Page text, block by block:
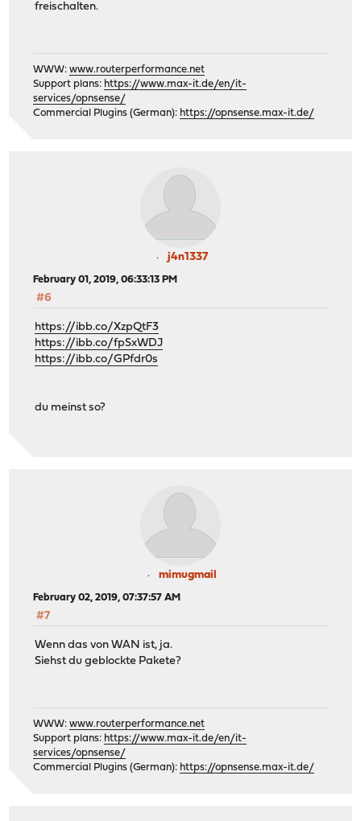
freischalten.
WWW:www.routerperformance.net
Support plans: https://www.max-it.de/en/it-
services/opnsense/
Commercial Plugins (German): https://opnsense.max-it.de/
j4n1337
February 01, 2019, 06:33:13 PM
#6
https://ibb.co/XzpQtF3
https://ibb.co/fpSxWDJ
https://ibb.co/GPfdr0s
du meinst so?
mimugmail
February 02, 2019, 07:37:57 AM
#7
Wenn das von WAN ist, ja.
Siehst du geblockte Pakete?
WWW:www.routerperformance.net
Support plans: https://www.max-it.de/en/it-
services/opnsense/
Commercial Plugins (German): https://opnsense.max-it.de/